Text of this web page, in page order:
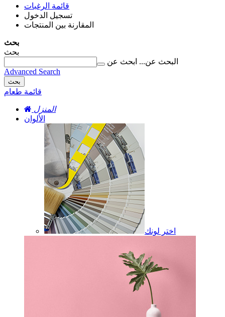
قائمة الرغبات
تسجيل الدخول
المقارنة بين المنتجات
بحث
بحث
البحث عن... ابحث عن
Advanced Search
بحث
قائمة طعام
المنزل
الألوان
اختر لونك